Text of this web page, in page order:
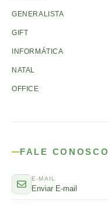
GENERALISTA
GIFT
INFORMÁTICA
NATAL
OFFICE
FALE CONOSCO
E-MAIL
Enviar E-mail